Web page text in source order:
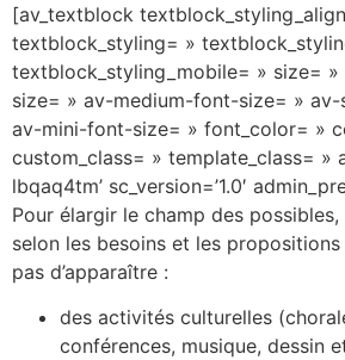
[av_textblock
textblock_styling= »
textblock_styling_mobile= » size=
size= » av-medium-font-size= »
av-mini-font-size= » font_color= »
custom_class= » template_class= »
lbqaq4tm’ sc_version=’1.0′
Pour élargir le champ des
selon les besoins et les
pas d’apparaître :
des activités culturelles
conférences, musique, dessin